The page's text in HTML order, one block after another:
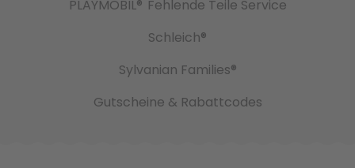
PLAYMOBIL® Fehlende Teile Service
Schleich®
Sylvanian Families®
Gutscheine & Rabattcodes